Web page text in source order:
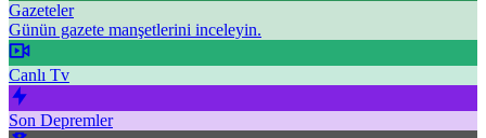
Gazeteler
Günün gazete manşetlerini inceleyin.
Canlı Tv
Son Depremler